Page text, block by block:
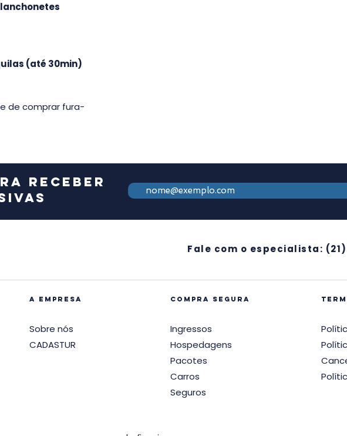
lanchonetes
(até 30min)
de comprar fura-
receber
Fale com o especialista: (21)
A EMPRESA
Sobre nós
CADASTUR
compra segura
Ingressos
Hospedagens
Pacotes
Carros
Seguros